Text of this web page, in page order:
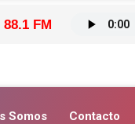
88.1 FM
Somos Contacto